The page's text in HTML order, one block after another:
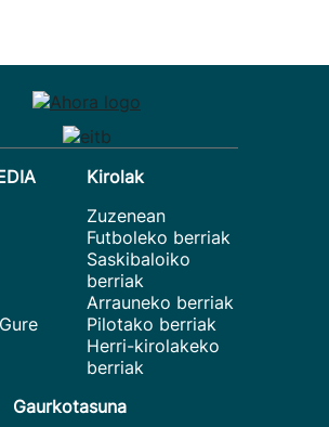
Kirolak
Zuzenean
Futboleko berriak
Saskibaloiko
berriak
Arrauneko berriak
Pilotako berriak
Herri-kirolakeko
berriak
Gaurkotasuna